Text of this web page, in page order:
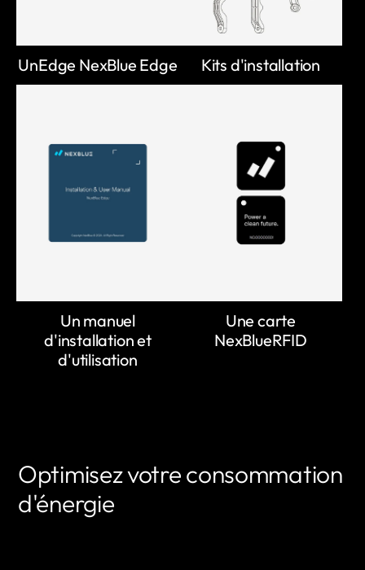
UnEdge NexBlue Edge Kits d'installation
Un manuel
d'installation et
d'utilisation
Une carte
NexBlueRFID
Optimisez votre consommation
d'énergie